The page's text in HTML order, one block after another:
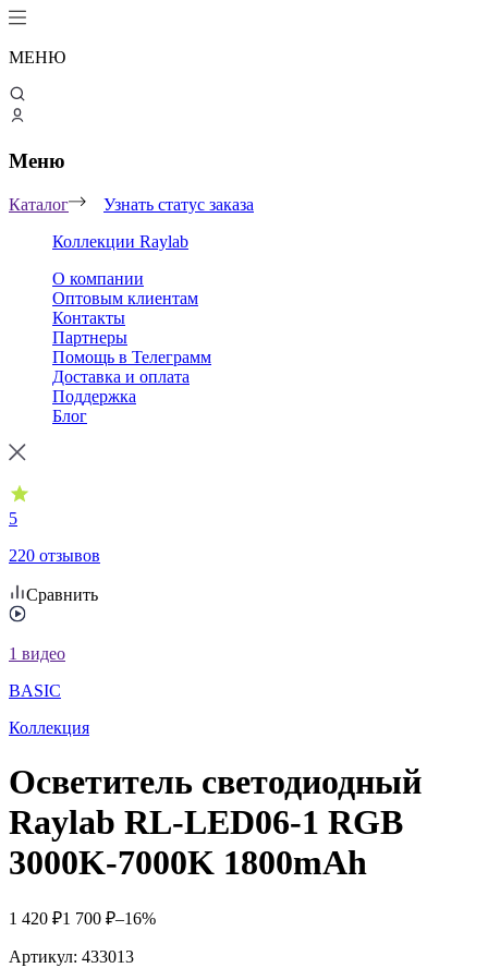
МЕНЮ
Меню
Каталог
Узнать статус заказа
Коллекции Raylab
О компании
Оптовым клиентам
Контакты
Партнеры
Помощь в Телеграмм
Доставка и оплата
Поддержка
Блог
5
220 отзывов
Сравнить
1 видео
BASIC
Коллекция
Осветитель светодиодный
Raylab RL-LED06-1 RGB
3000K-7000K 1800mAh
1 420 ₽1 700 ₽–16%
Артикул: 433013